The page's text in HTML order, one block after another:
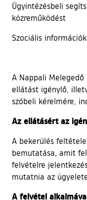
Ügyintézésbeli
közreműködést
Szociális
A Nappali
ellátást igénylő,
szóbeli kérelmére,
Az ellátásért az
A bekerülés
bemutatása, amit
felvételre
mutatnia az
A felvétel